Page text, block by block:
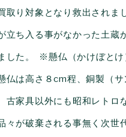
取り対象となり救出されま
立ち入る事がなかった土
した。 ※懸仏（かけぼと
仏は高さ８cm程、銅製（サ
古家具以外にも昭和レトロ
々が破棄される事無く次